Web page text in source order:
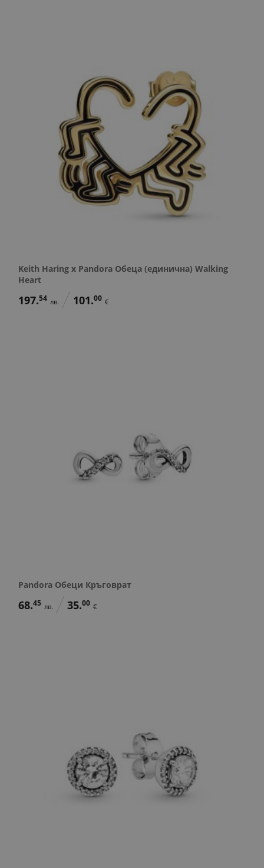
Keith Haring x Pandora Обеца (единична) Walking
Heart
197.54 лв. 101.00 €
Pandora Обеци Кръговрат
68.45 лв. 35.00 €